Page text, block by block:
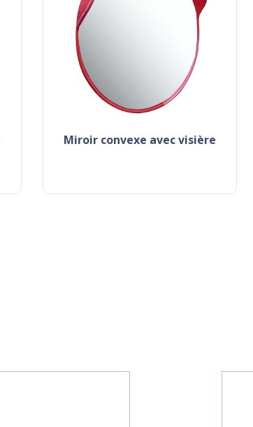
miroir convexe avec visière